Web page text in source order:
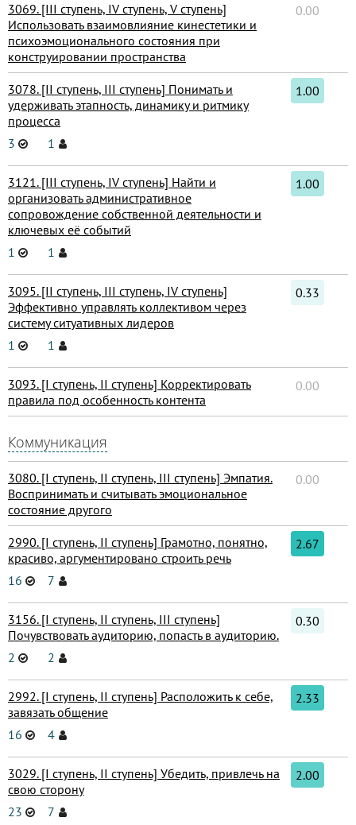
3069. [III ступень, IV ступень, V ступень]
Использовать взаимовлияние кинестетики и
психоэмоционального состояния при
конструировании пространства
0.00
3078. [II ступень, III ступень] Понимать и
удерживать этапность, динамику и ритмику
процесса
3
1
1.00
3121. [III ступень, IV ступень] Найти и
организовать административное
сопровождение собственной деятельности и
ключевых её событий
1
1
1.00
3095. [II ступень, III ступень, IV ступень]
Эффективно управлять коллективом через
систему ситуативных лидеров
1
1
0.33
3093. [I ступень, II ступень] Корректировать
правила под особенность контента
0.00
Коммуникация
3080. [I ступень, II ступень, III ступень] Эмпатия.
Воспринимать и считывать эмоциональное
состояние другого
0.00
2990. [I ступень, II ступень] Грамотно, понятно,
красиво, аргументировано строить речь
16
7
2.67
3156. [I ступень, II ступень, III ступень]
Почувствовать аудиторию, попасть в аудиторию.
2
2
0.30
2992. [I ступень, II ступень] Расположить к себе,
завязать общение
16
4
2.33
3029. [I ступень, II ступень] Убедить, привлечь на
свою сторону
23
7
2.00